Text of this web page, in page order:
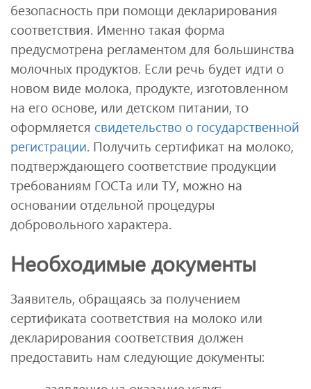
безопасность при помощи декларирования
соответствия. Именно такая форма
предусмотрена регламентом для большинства
молочных продуктов. Если речь будет идти о
новом виде молока, продукте, изготовленном
на его основе, или детском питании, то
оформляется свидетельство о государственной
регистрации. Получить сертификат на молоко,
подтверждающего соответствие продукции
требованиям ГОСТа или ТУ, можно на
основании отдельной процедуры
добровольного характера.
Необходимые документы
Заявитель, обращаясь за получением
сертификата соответствия на молоко или
декларирования соответствия должен
предоставить нам следующие документы: